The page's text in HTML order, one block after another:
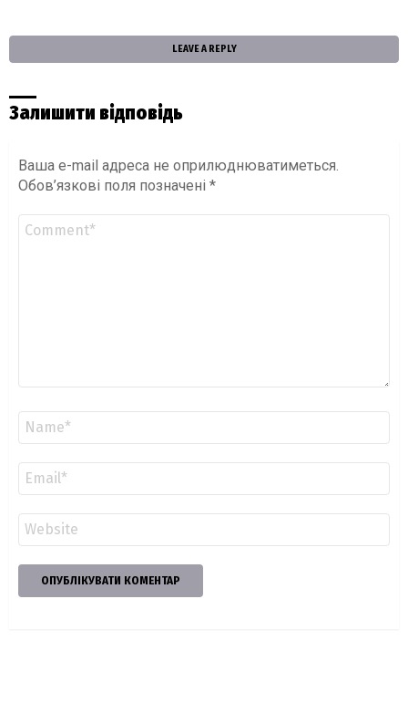
LEAVE A REPLY
Залишити відповідь
Ваша e-mail адреса не оприлюднюватиметься.
Обов’язкові поля позначені *